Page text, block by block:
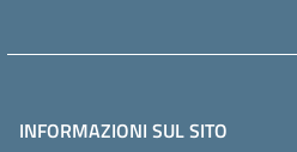
INFORMAZIONI SUL SITO